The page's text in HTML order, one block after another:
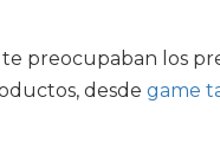
preocupaban los
desde game